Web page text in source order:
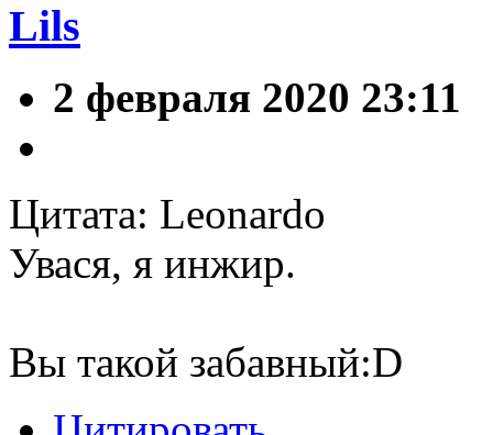
Lils
2 февраля 2020 23:11
Цитата: Leonardo
Увася, я инжир.
Вы такой забавный:D